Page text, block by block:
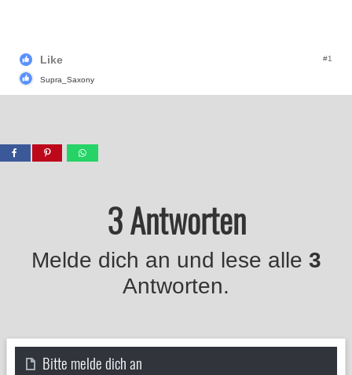
Like
Supra_Saxony
#1
3 Antworten
Melde dich an und lese alle 3
Antworten.
Bitte melde dich an